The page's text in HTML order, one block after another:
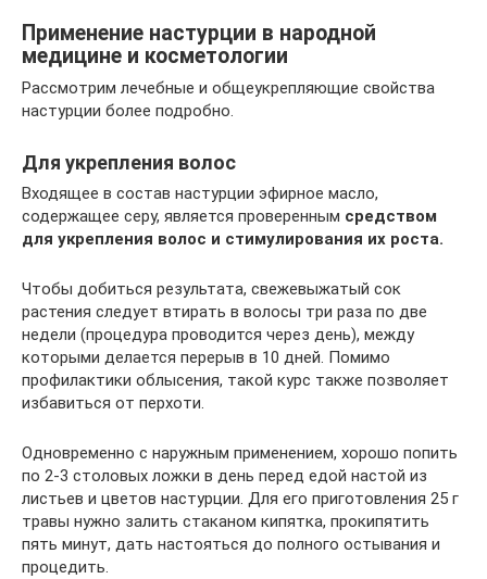
Применение настурции в народной
медицине и косметологии
Рассмотрим лечебные и общеукрепляющие свойства
настурции более подробно.
Для укрепления волос
Входящее в состав настурции эфирное масло,
содержащее серу, является проверенным средством
для укрепления волос и стимулирования их роста.
Чтобы добиться результата, свежевыжатый сок
растения следует втирать в волосы три раза по две
недели (процедура проводится через день), между
которыми делается перерыв в 10 дней. Помимо
профилактики облысения, такой курс также позволяет
избавиться от перхоти.
Одновременно с наружным применением, хорошо попить
по 2-3 столовых ложки в день перед едой настой из
листьев и цветов настурции. Для его приготовления 25 г
травы нужно залить стаканом кипятка, прокипятить
пять минут, дать настояться до полного остывания и
процедить.